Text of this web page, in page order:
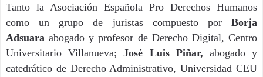
Tanto la Asociación Española Pro Derechos Humanos
como un grupo de juristas compuesto por Borja
Adsuara abogado y profesor de Derecho Digital, Centro
Universitario Villanueva;José Luis Piñar, abogado y
catedrático de Derecho Administrativo, Universidad CEU